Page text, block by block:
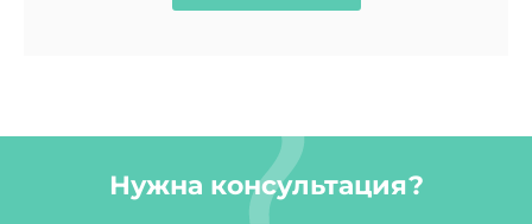
Нужна консультация?